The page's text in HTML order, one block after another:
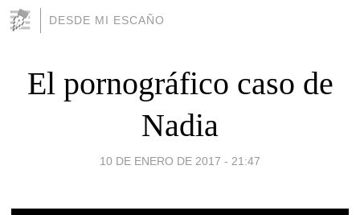
DESDE MI ESCAÑO
El pornográfico caso de
Nadia
10 DE ENERO DE 2017 - 21:47